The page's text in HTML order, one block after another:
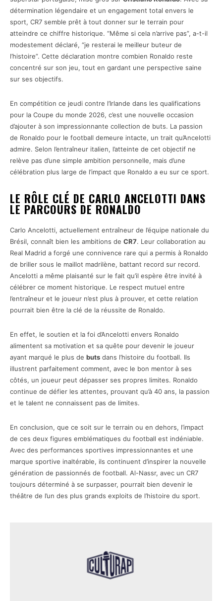
détermination légendaire et un engagement total envers le
sport, CR7 semble prêt à tout donner sur le terrain pour
atteindre ce chiffre historique. “Même si cela n’arrive pas”, a-t-il
modestement déclaré, “je resterai le meilleur buteur de
l’histoire”. Cette déclaration montre combien Ronaldo reste
concentré sur son jeu, tout en gardant une perspective saine
sur ses objectifs.
En compétition ce jeudi contre l’Irlande dans les qualifications
pour la Coupe du monde 2026, c’est une nouvelle occasion
d’ajouter à son impressionnante collection de buts. La passion
de Ronaldo pour le football demeure intacte, un trait qu’Ancelotti
admire. Selon l’entraîneur italien, l’atteinte de cet objectif ne
relève pas d’une simple ambition personnelle, mais d’une
célébration plus large de l’impact que Ronaldo a eu sur ce sport.
LE RÔLE CLÉ DE CARLO ANCELOTTI DANS
LE PARCOURS DE RONALDO
Carlo Ancelotti, actuellement entraîneur de l’équipe nationale du
Brésil, connaît bien les ambitions de CR7. Leur collaboration au
Real Madrid a forgé une connivence rare qui a permis à Ronaldo
de briller sous le maillot madrilène, battant record sur record.
Ancelotti a même plaisanté sur le fait qu’il espère être invité à
célébrer ce moment historique. Le respect mutuel entre
l’entraîneur et le joueur n’est plus à prouver, et cette relation
pourrait bien être la clé de la réussite de Ronaldo.
En effet, le soutien et la foi d’Ancelotti envers Ronaldo
alimentent sa motivation et sa quête pour devenir le joueur
ayant marqué le plus de buts dans l’histoire du football. Ils
illustrent parfaitement comment, avec le bon mentor à ses
côtés, un joueur peut dépasser ses propres limites. Ronaldo
continue de défier les attentes, prouvant qu’à 40 ans, la passion
et le talent ne connaissent pas de limites.
En conclusion, que ce soit sur le terrain ou en dehors, l’impact
de ces deux figures emblématiques du football est indéniable.
Avec des performances sportives impressionnantes et une
marque sportive inaltérable, ils continuent d’inspirer la nouvelle
génération de passionnés de football. Al-Nassr, avec un CR7
toujours déterminé à se surpasser, pourrait bien devenir le
théâtre de l’un des plus grands exploits de l’histoire du sport.